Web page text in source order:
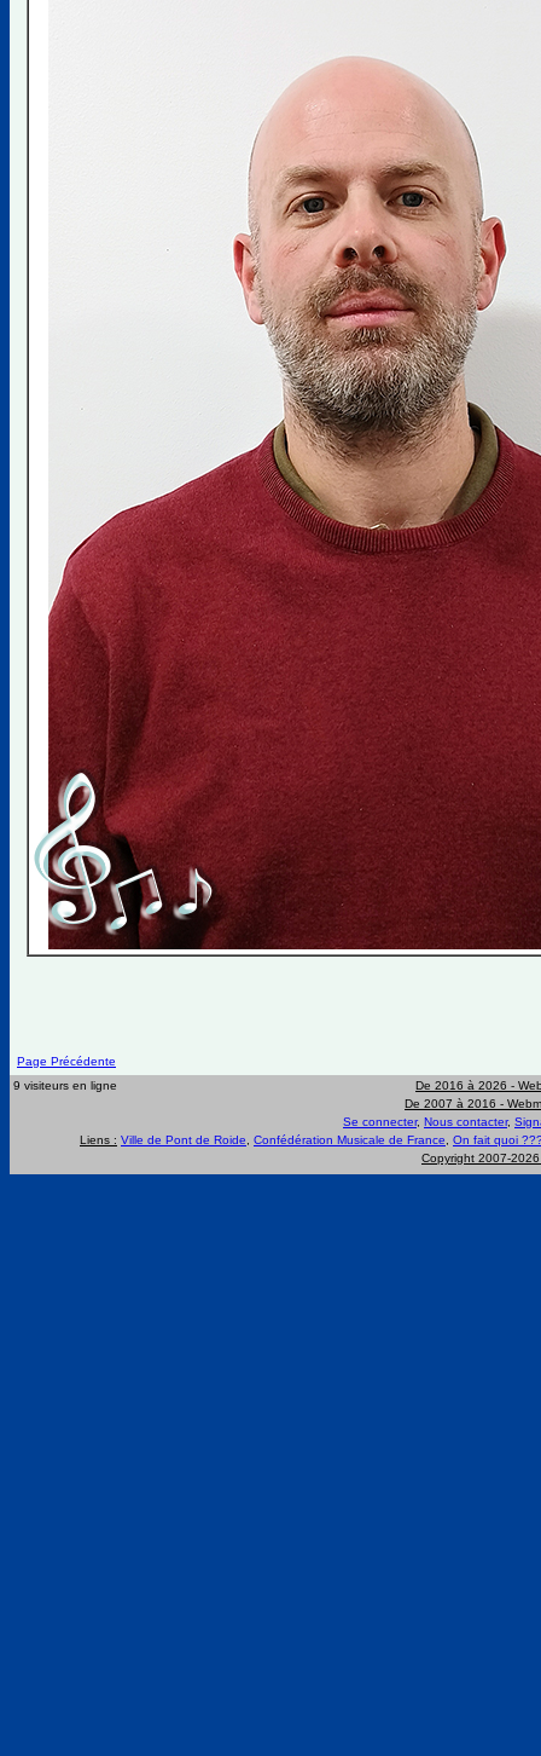
Page Précédente
9 visiteurs en ligne
De 2016 à 2026 -
De 2007 à 2016 -
Se connecter, Nous contacter,
Liens : Ville de Pont de Roide Confédération Musicale de France
On fait quoi
Copyright 2007-